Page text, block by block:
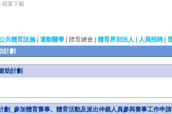
檔案下載
共體育設施| 運動醫學 體育總會 體育界別法人 人員招聘|
計劃
助計劃
劃_參加體育賽事、體育活動及派出仲裁人員參與賽事工作申